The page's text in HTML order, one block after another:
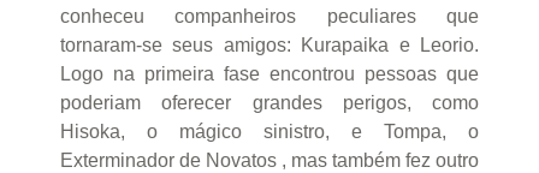
conheceu companheiros peculiares que
tornaram-se seus amigos: Kurapaika e Leorio.
Logo na primeira fase encontrou pessoas que
poderiam oferecer grandes perigos, como
Hisoka, o mágico sinistro, e Tompa, o
Exterminador de Novatos , mas também fez outro